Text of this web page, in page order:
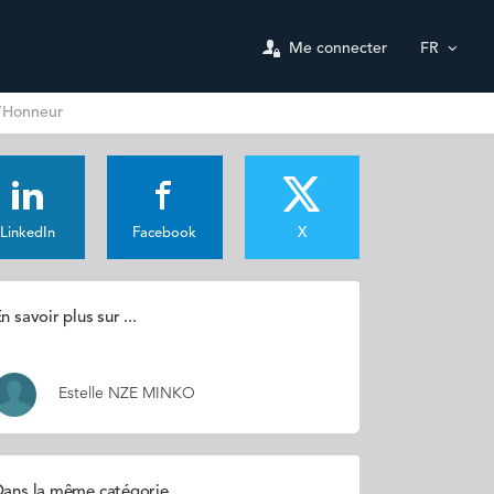
Me connecter FR
LinkedIn Facebook X
savoir plus sur ...
Estelle NZE MINKO